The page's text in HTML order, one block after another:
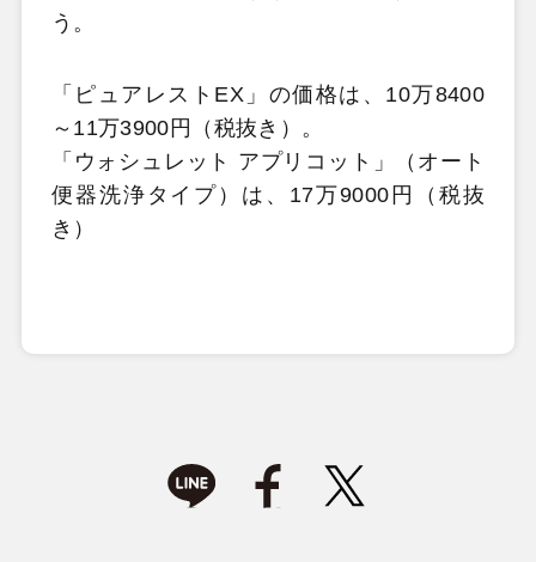
う。
「ピュアレストEX」の価格は、10万8400
～11万3900円（税抜き）。
「ウォシュレット アプリコット」（オート
便器洗浄タイプ）は、17万9000円（税抜
き）